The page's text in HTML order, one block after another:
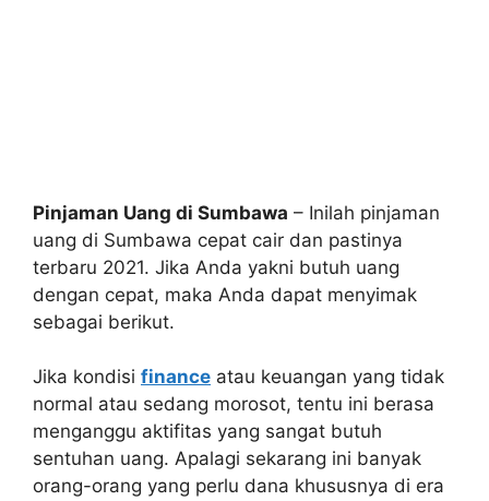
Pinjaman Uang di Sumbawa – Inilah pinjaman
uang di Sumbawa cepat cair dan pastinya
terbaru 2021. Jika Anda yakni butuh uang
dengan cepat, maka Anda dapat menyimak
sebagai berikut.
Jika kondisi finance atau keuangan yang tidak
normal atau sedang morosot, tentu ini berasa
menganggu aktifitas yang sangat butuh
sentuhan uang. Apalagi sekarang ini banyak
orang-orang yang perlu dana khususnya di era